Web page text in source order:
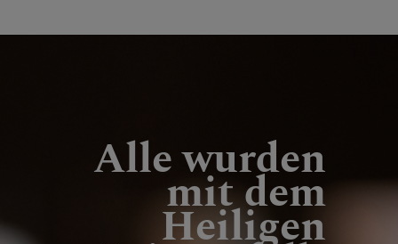
Alle wurden
mit dem
Heiligen